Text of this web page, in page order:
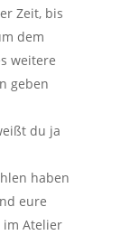
Zeit, bis
dem
weitere
geben
du ja
haben
eure
im Atelier